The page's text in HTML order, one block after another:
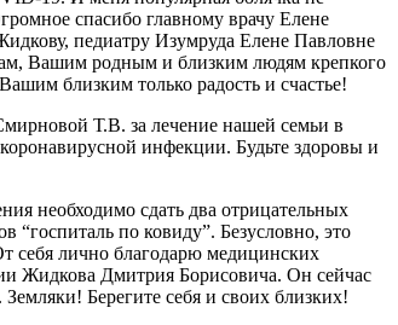
спасибо главному врачу Елене
педиатру Изумруда Елене Павловне
Вашим родным и близким людям крепкого
близким только радость и счастье!
Т.В. за лечение нашей семьи в
инфекции. Будьте здоровы и
необходимо сдать два отрицательных
“госпиталь по ковиду”. Безусловно, это
себя лично благодарю медицинских
Жидкова Дмитрия Борисовича. Он сейчас
Берегите себя и своих близких!